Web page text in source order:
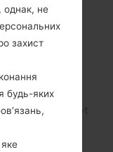
A2DP
GLONASS
2.0
g/n, hotspot
однак, не
захист
будь-яких